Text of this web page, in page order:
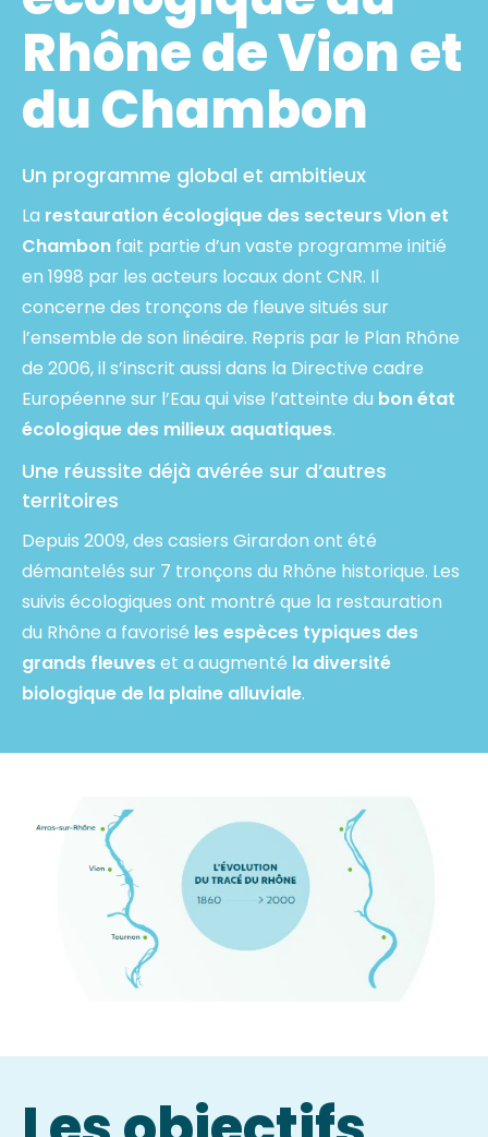
Rhône de Vion et
du Chambon
Un programme global et ambitieux
La restauration écologique des secteurs Vion et
Chambon fait partie d’un vaste programme initié
en 1998 par les acteurs locaux dont CNR. Il
concerne des tronçons de fleuve situés sur
l’ensemble de son linéaire. Repris par le Plan Rhône
de 2006, il s’inscrit aussi dans la Directive cadre
Européenne sur l’Eau qui vise l’atteinte du bon état
écologique des milieux aquatiques.
Une réussite déjà avérée sur d’autres
territoires
Depuis 2009, des casiers Girardon ont été
démantelés sur 7 tronçons du Rhône historique. Les
suivis écologiques ont montré que la restauration
du Rhône a favorisé les espèces typiques des
grands fleuveset a augmenté la diversité
biologique de la plaine alluviale.